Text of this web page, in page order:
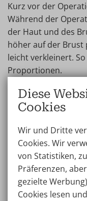
Kurz vor der
Während der
der Haut und des
höher auf der Brust
leicht verkleinert.
Proportionen.
Der Eingriff dauert
des Eingriffs
Die Preise für die
Pauschalpreise,
Nachbehandlung in
möglich, ein
Diese
Cookies
Wir und Dritte
Cookies. Wir
von Statistiken,
Präferenzen,
gezielte
Cookies lesen